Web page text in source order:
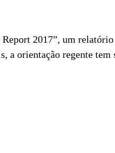
2017”, um
a orientação regente tem